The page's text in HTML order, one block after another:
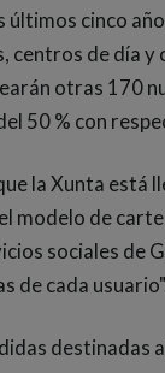
últimos cinco
centros de día
otras 170
50 % con
la Xunta está
modelo de
sociales de
de cada